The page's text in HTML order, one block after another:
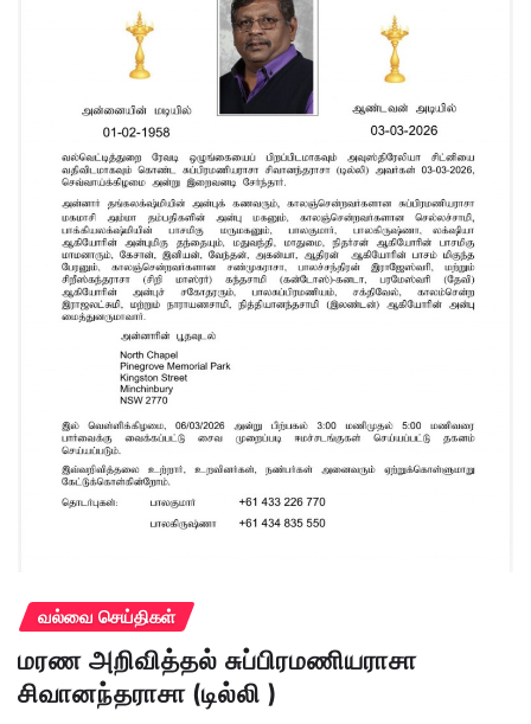
வல்வை செய்திகள்
மரண அறிவித்தல் சுப்பிரமணியராசா
சிவானந்தராசா (டில்லி )